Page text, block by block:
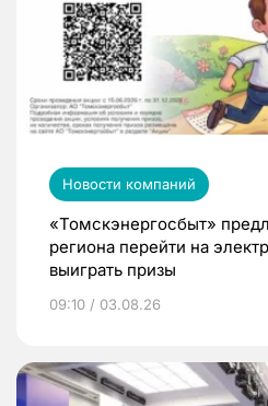
Новости компаний
«Томскэнергосбыт»
региона перейти на
выиграть призы
09:10 / 03.08.26